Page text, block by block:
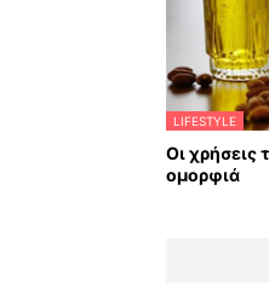
LIFESTYLE
Οι χρήσεις
ομορφιά